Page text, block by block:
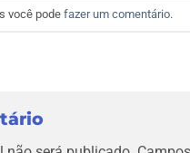
você pode fazer um comentário.